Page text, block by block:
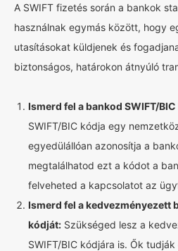
A SWIFT fizetés során a bankok
használnak egymás között, hogy
utasításokat küldjenek és
biztonságos, határokon átnyúló
Ismerd fel a bankod SWIFT/
SWIFT/BIC kódja egy
egyedülállóan azonosítja a
megtalálhatod ezt a kódot a
felveheted a kapcsolatot az
Ismerd fel a kedvezményezett
kódját: Szükséged lesz a
SWIFT/BIC kódjára is. Ők